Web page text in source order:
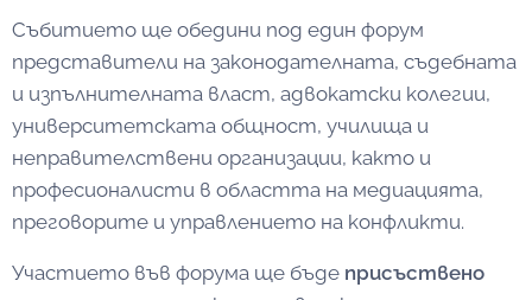
Събитието ще обедини под един форум
представители на законодателната, съдебната
и изпълнителната власт, адвокатски колегии,
университетската общност, училища и
неправителствени организации, както и
професионалисти в областта на медиацията,
преговорите и управлението на конфликти.
Участието във форума ще бъде присъствено